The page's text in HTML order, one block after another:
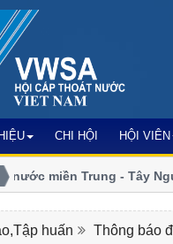
CHI HỘI HỘI VIÊN
miền Trung - Tây
huấn Thông báo